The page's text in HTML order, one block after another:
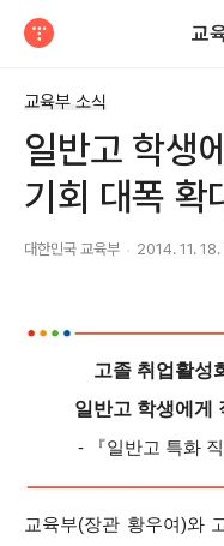
교
교육부 소식
일반고 학생
기회 대폭 확
대한민국 교육부 2014. 11.
고졸 취업활성
일반고 학생에게
- 『일반고 특화
교육부(장관 황우여)와